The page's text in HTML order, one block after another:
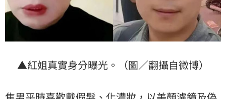
▲紅姐真實身分曝光。（圖／翻攝自微博）